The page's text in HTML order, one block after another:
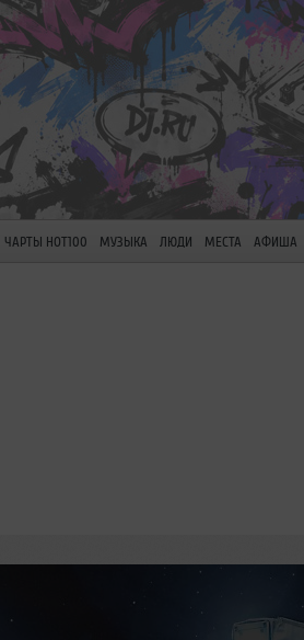
ЧАРТЫ HOT100 МУЗЫКА ЛЮДИ МЕСТА АФИША